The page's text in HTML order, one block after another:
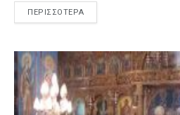
ΠΕΡΙΣΣΟΤΕΡΑ